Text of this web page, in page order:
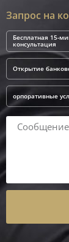
Запрос на
Бесплатная 15-
консультация
Открытие
орпоративные